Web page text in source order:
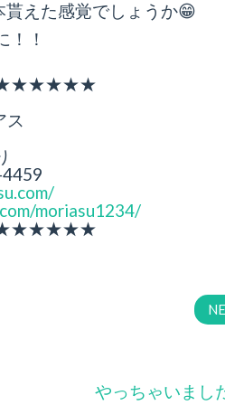
えた感覚でしょうか😁
！！
ス
moriasu1234/
やっちゃいまし